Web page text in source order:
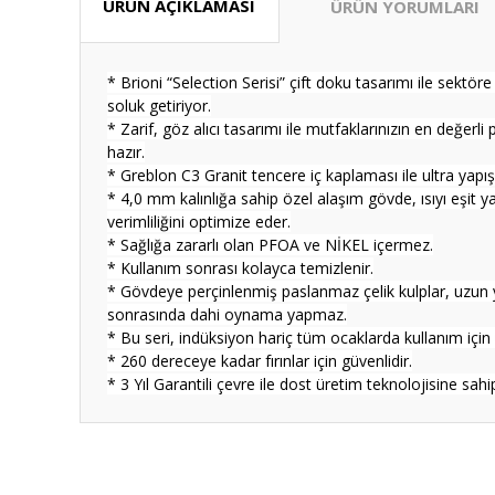
ÜRÜN AÇIKLAMASI ÜRÜN YORUMLARI
* Brioni “Selection Serisi” çift doku tasarımı ile
soluk getiriyor.
* Zarif, göz alıcı tasarımı ile mutfaklarınızın en değerli
hazır.
* Greblon C3 Granit tencere iç kaplaması ile ultra
* 4,0 mm kalınlığa sahip özel alaşım gövde, ısıyı eşit
verimliliğini optimize eder.
* Sağlığa zararlı olan PFOA ve NİKEL içermez.
* Kullanım sonrası kolayca temizlenir.
* Gövdeye perçinlenmiş paslanmaz çelik kulplar, uzun
sonrasında dahi oynama yapmaz.
* Bu seri, indüksiyon hariç tüm ocaklarda kullanım için
* 260 dereceye kadar fırınlar için güvenlidir.
* 3 Yıl Garantili çevre ile dost üretim teknolojisine